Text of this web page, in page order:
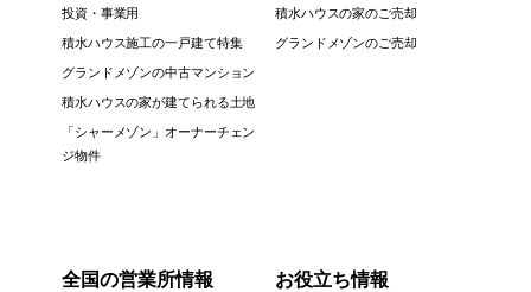
投資・事業用
積水ハウス施工の一戸建て特集
グランドメゾンの中古マンション
積水ハウスの家が建てられる土地
「シャーメゾン」オーナーチェン
ジ物件
積水ハウスの家のご売却
グランドメゾンのご売却
全国の営業所情報 お役立ち情報